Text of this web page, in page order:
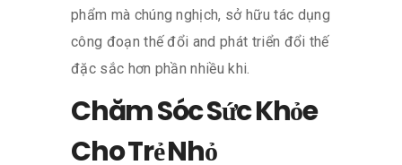
phẩm mà chúng nghịch, sở hữu tác dụng
công đoạn thế đổi and phát triển đổi thế
đặc sắc hơn phần nhiều khi.
Chăm Sóc Sức Khỏe
Cho Trẻ Nhỏ